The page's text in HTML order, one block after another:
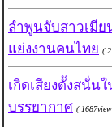
ลำพูนจับสาวเมีย
แย่งงานคนไทย (
เกิดเสียงดัังสนั่น
บรรยากาศ (